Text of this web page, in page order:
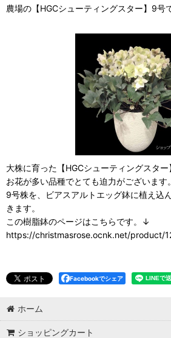
農場の【HGCシューティングスター】9号
大株に育った【HGCシューティングスター
お花が多い品種でとても迫力がございます。
9号株を、ビアスアルトエッグ鉢に植え込
きます。
この樹脂鉢のページはこちらです。↓
https://christmasrose.ocnk.net/product/
Facebookでシェア
ホーム
ショッピングカート